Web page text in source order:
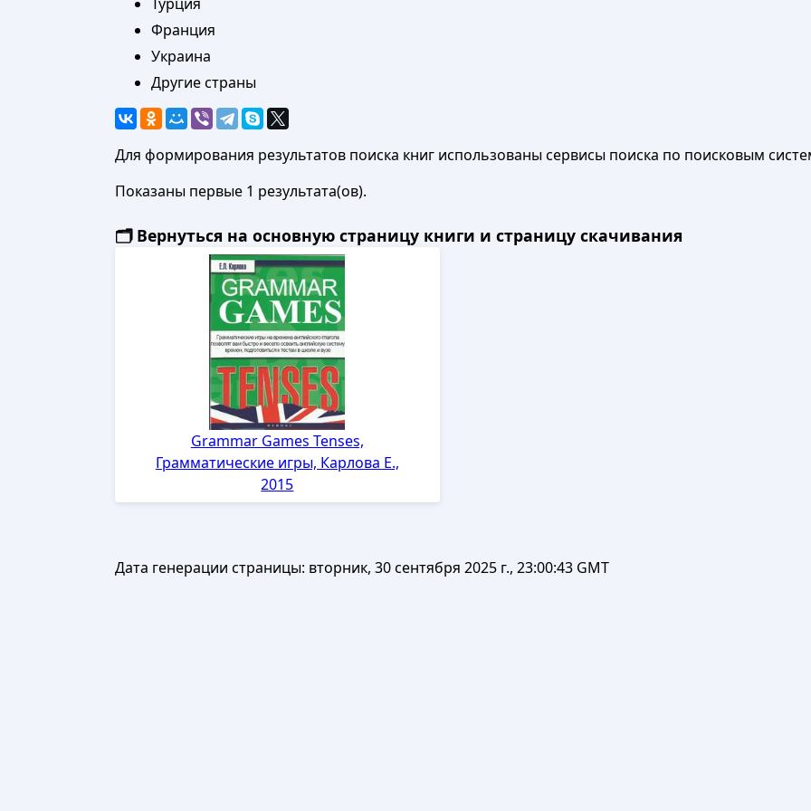
Франция
Украина
Другие страны
Для формирования результатов поиска книг использованы сервисы поиска по поисковым
Показаны первые 1 результата(ов).
🗂️ Вернуться на основную страницу книги и страницу скачивания
Grammar Games Tenses,
Грамматические игры, Карлова Е.,
2015
Дата генерации страницы: вторник, 30 сентября 2025 г., 23:00:43 GMT